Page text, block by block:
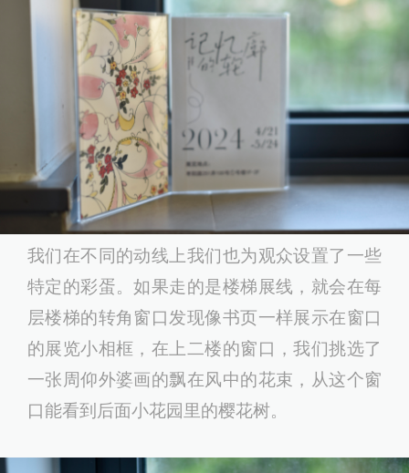
我们在不同的动线上我们也为观众设置了一些
特定的彩蛋。如果走的是楼梯展线，就会在每
层楼梯的转角窗口发现像书页一样展示在窗口
的展览小相框，在上二楼的窗口，我们挑选了
一张周仰外婆画的飘在风中的花束，从这个窗
口能看到后面小花园里的樱花树。